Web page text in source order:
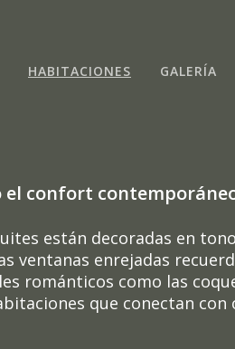
HABITACIONES GALERÍA
el confort
están decoradas en
ventanas enrejadas
románticos como las
que conectan con